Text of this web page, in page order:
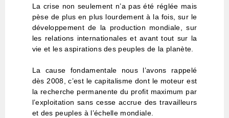
La crise non seulement n’a pas été réglée mais
pèse de plus en plus lourdement à la fois, sur le
développement de la production mondiale, sur
les relations internationales et avant tout sur la
vie et les aspirations des peuples de la planète.
La cause fondamentale nous l’avons rappelé
dès 2008, c’est le capitalisme dont le moteur est
la recherche permanente du profit maximum par
l’exploitation sans cesse accrue des travailleurs
et des peuples à l’échelle mondiale.